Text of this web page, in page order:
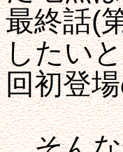
最終話(
したい
回初登